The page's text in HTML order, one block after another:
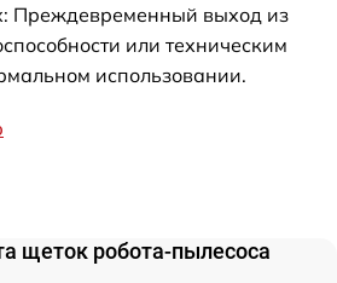
Преждевременный выход из
или техническим
использовании.
щеток робота-пылесоса